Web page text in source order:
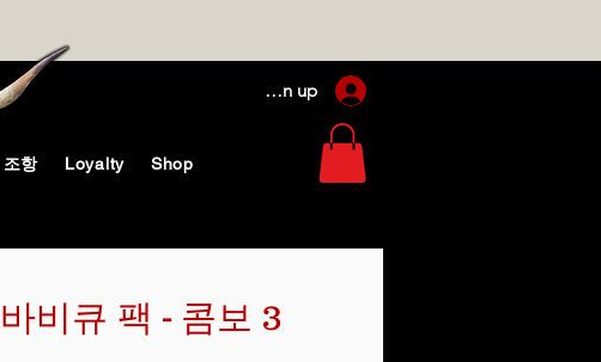
Log In / Sign up
조항 Loyalty Shop
바비큐 팩 - 콤보 3